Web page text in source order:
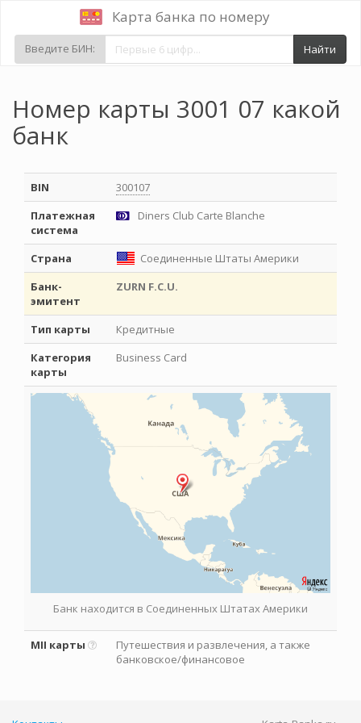
Карта банка по номеру
Введите БИН: Найти
Номер карты 3001 07 какой
банк
BIN
300107
Платежная
система
Diners Club Carte Blanche
Страна
Соединенные Штаты Америки
Банк-
эмитент
ZURN F.C.U.
Тип карты
Кредитные
Категория
карты
Business Card
Банк находится в Соединенных Штатах Америки
MII карты
Путешествия и развлечения, а также
банковское/финансовое